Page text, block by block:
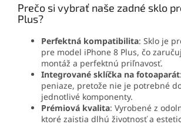
Prečo si vybrať naše zadné sklo
Plus?
Perfektná kompatibilita: Sklo je
pre model iPhone 8 Plus, čo
montáž a perfektnú priľnavosť.
Integrované sklíčka na fotoaparát
peniaze, pretože nie je potrebné
jednotlivé komponenty.
Prémiová kvalita: Vyrobené z
ktoré zaistia dlhú životnosť a